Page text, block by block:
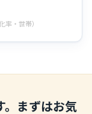
・世帯）
。まずはお気